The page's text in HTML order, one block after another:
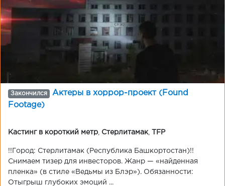
Закончился
Актеры в хоррор-проект (Found
Footage)
Кастинг в короткий метр Стерлитамак, TFP
!!Город: Стерлитамак (Республика Башкортостан)!!
Снимаем тизер для инвесторов. Жанр — «найденная
пленка» (в стиле «Ведьмы из Блэр»). Обязанности:
Отыгрыш глубоких эмоций ...